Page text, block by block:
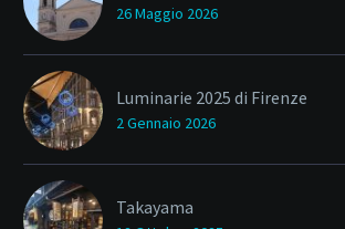
26 Maggio 2026
Luminarie 2025 di Firenze
2 Gennaio 2026
Takayama